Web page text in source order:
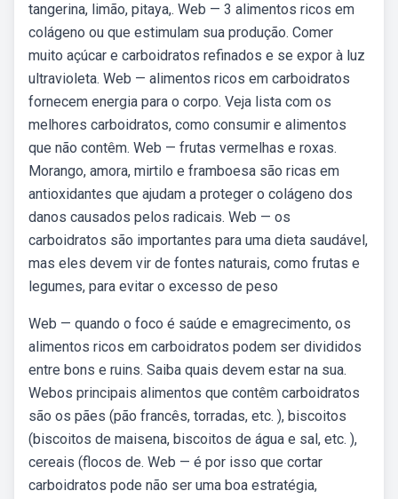
tangerina, limão, pitaya,. Web — 3 alimentos ricos em
colágeno ou que estimulam sua produção. Comer
muito açúcar e carboidratos refinados e se expor à luz
ultravioleta. Web — alimentos ricos em carboidratos
fornecem energia para o corpo. Veja lista com os
melhores carboidratos, como consumir e alimentos
que não contêm. Web — frutas vermelhas e roxas.
Morango, amora, mirtilo e framboesa são ricas em
antioxidantes que ajudam a proteger o colágeno dos
danos causados pelos radicais. Web — os
carboidratos são importantes para uma dieta saudável,
mas eles devem vir de fontes naturais, como frutas e
legumes, para evitar o excesso de peso
Web — quando o foco é saúde e emagrecimento, os
alimentos ricos em carboidratos podem ser divididos
entre bons e ruins. Saiba quais devem estar na sua.
Webos principais alimentos que contêm carboidratos
são os pães (pão francês, torradas, etc. ), biscoitos
(biscoitos de maisena, biscoitos de água e sal, etc. ),
cereais (flocos de. Web — é por isso que cortar
carboidratos pode não ser uma boa estratégia,